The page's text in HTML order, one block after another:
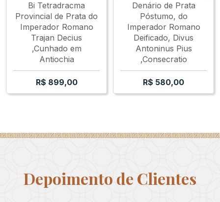
Bi Tetradracma
Provincial de Prata do
Imperador Romano
Trajan Decius
,Cunhado em
Antiochia
R$ 899,00
Denário de Prata
Póstumo, do
Imperador Romano
Deificado, Divus
Antoninus Pius
,Consecratio
R$ 580,00
Depoimento de Clientes